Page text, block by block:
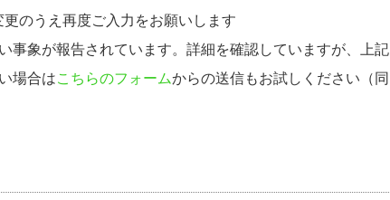
のうえ再度ご入力をお願いします
事象が報告されています。詳細を確認していますが、上記
場合はこちらのフォームからの送信もお試しください（同